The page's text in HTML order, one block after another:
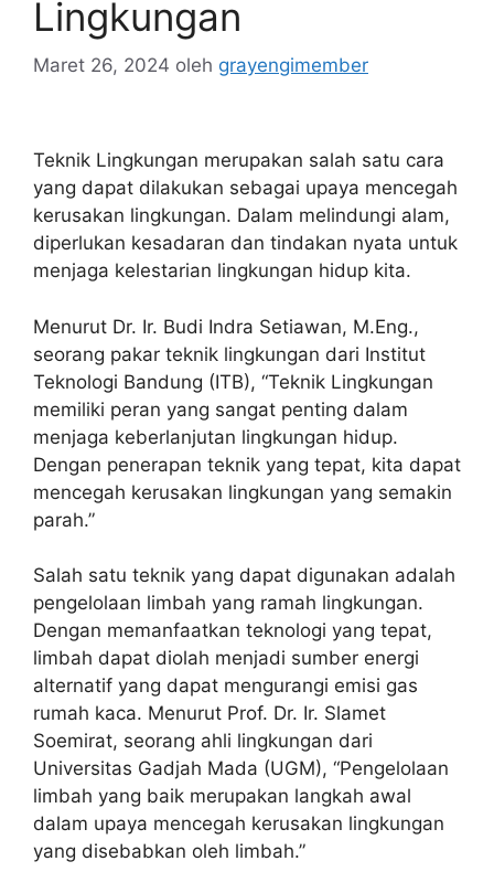
Lingkungan
Maret 26, 2024 oleh grayengimember
Teknik Lingkungan merupakan salah satu cara
yang dapat dilakukan sebagai upaya mencegah
kerusakan lingkungan. Dalam melindungi alam,
diperlukan kesadaran dan tindakan nyata untuk
menjaga kelestarian lingkungan hidup kita.
Menurut Dr. Ir. Budi Indra Setiawan, M.Eng.,
seorang pakar teknik lingkungan dari Institut
Teknologi Bandung (ITB), “Teknik Lingkungan
memiliki peran yang sangat penting dalam
menjaga keberlanjutan lingkungan hidup.
Dengan penerapan teknik yang tepat, kita dapat
mencegah kerusakan lingkungan yang semakin
parah.”
Salah satu teknik yang dapat digunakan adalah
pengelolaan limbah yang ramah lingkungan.
Dengan memanfaatkan teknologi yang tepat,
limbah dapat diolah menjadi sumber energi
alternatif yang dapat mengurangi emisi gas
rumah kaca. Menurut Prof. Dr. Ir. Slamet
Soemirat, seorang ahli lingkungan dari
Universitas Gadjah Mada (UGM), “Pengelolaan
limbah yang baik merupakan langkah awal
dalam upaya mencegah kerusakan lingkungan
yang disebabkan oleh limbah.”